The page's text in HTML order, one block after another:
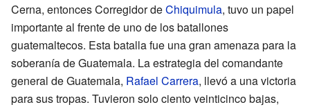
Cerna, entonces Corregidor deChiquimula, tuvo un papel
importante al frente de uno de los batallones
guatemaltecos. Esta batalla fue una gran amenaza para la
soberanía de Guatemala. La estrategia del comandante
general de Guatemala, Rafael Carrera, llevó a una victoria
para sus tropas. Tuvieron solo ciento veinticinco bajas,